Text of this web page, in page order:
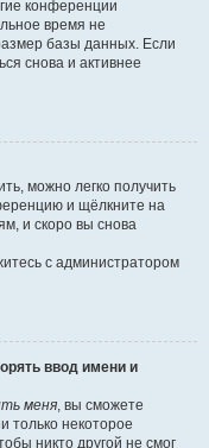
конференции
время не
базы данных. Если
снова и активнее
можно легко получить
и щёлкните на
и скоро вы снова
с администратором
ввод имени и
меня, вы сможете
только некоторое
никто другой не смог